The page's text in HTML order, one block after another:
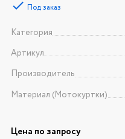
Под заказ
Категория
Артикул
Производитель
Материал (Мотокуртки)
Цена по запросу